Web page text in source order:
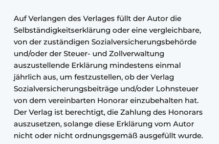
Auf Verlangen des Verlages füllt der Autor die
Selbständigkeitserklärung oder eine vergleichbare,
von der zuständigen Sozialversicherungsbehörde
und/oder der Steuer- und Zollverwaltung
auszustellende Erklärung mindestens einmal
jährlich aus, um festzustellen, ob der Verlag
Sozialversicherungsbeiträge und/oder Lohnsteuer
von dem vereinbarten Honorar einzubehalten hat.
Der Verlag ist berechtigt, die Zahlung des Honorars
auszusetzen, solange diese Erklärung vom Autor
nicht oder nicht ordnungsgemäß ausgefüllt wurde.